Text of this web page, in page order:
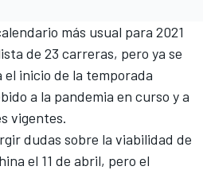
más usual para 2021
de 23 carreras, pero ya se
el inicio de la temporada
a la pandemia en curso y a
vigentes.
dudas sobre la viabilidad de
el 11 de abril, pero el